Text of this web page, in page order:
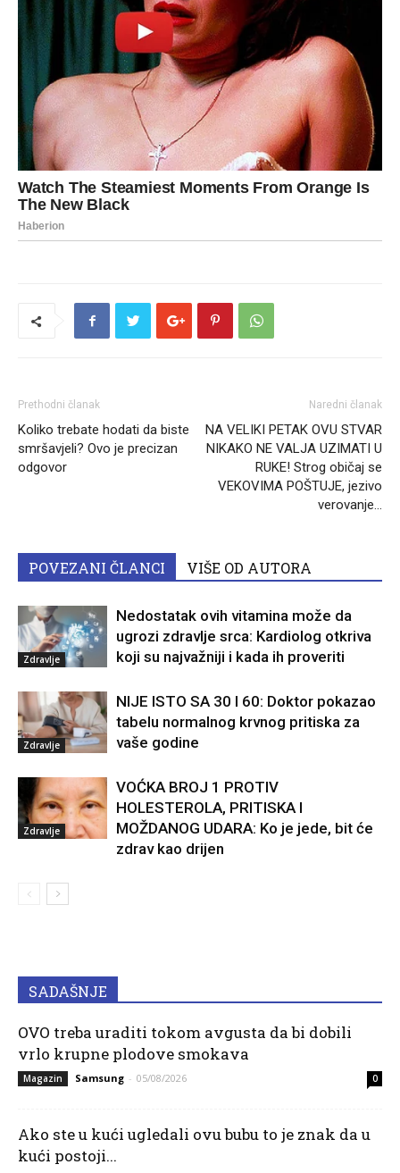
Prethodni članak
Koliko trebate hodati da biste
smršavjeli? Ovo je precizan
odgovor
Naredni članak
NA VELIKI PETAK OVU STVAR
NIKAKO NE VALJA UZIMATI U
RUKE! Strog običaj se
VEKOVIMA POŠTUJE, jezivo
verovanje…
POVEZANI ČLANCI VIŠE OD AUTORA
Zdravlje
Nedostatak ovih vitamina može da
ugrozi zdravlje srca: Kardiolog otkriva
koji su najvažniji i kada ih proveriti
Zdravlje
NIJE ISTO SA 30 I 60: Doktor pokazao
tabelu normalnog krvnog pritiska za
vaše godine
Zdravlje
VOĆKA BROJ 1 PROTIV
HOLESTEROLA, PRITISKA I
MOŽDANOG UDARA: Ko je jede, bit će
zdrav kao drijen
SADAŠNJE
OVO treba uraditi tokom avgusta da bi dobili
vrlo krupne plodove smokava
Magazin Samsung - 05/08/2026 0
Ako ste u kući ugledali ovu bubu to je znak da u
kući postoji...